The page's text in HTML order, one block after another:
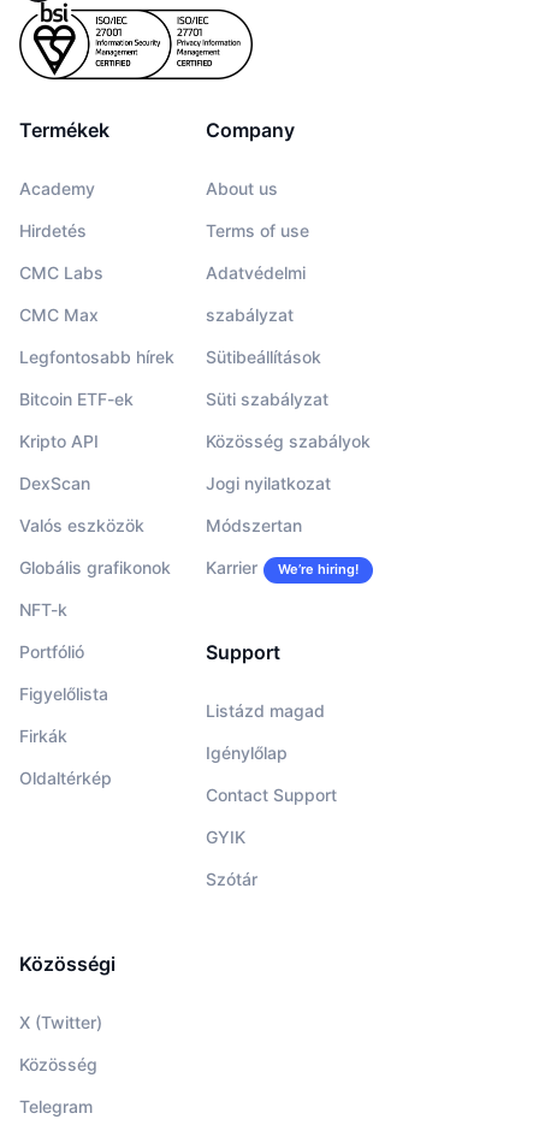
Termékek
Academy
Hirdetés
CMC Labs
CMC Max
Legfontosabb hírek
Bitcoin ETF-ek
Kripto API
DexScan
Valós eszközök
Globális grafikonok
NFT-k
Portfólió
Figyelőlista
Firkák
Oldaltérkép
Company
About us
Terms of use
Adatvédelmi
szabályzat
Sütibeállítások
Süti szabályzat
Közösség szabályok
Jogi nyilatkozat
Módszertan
Karrier We’re hiring!
Support
Listázd magad
Igénylőlap
Contact Support
GYIK
Szótár
Közösségi
X (Twitter)
Közösség
Telegram